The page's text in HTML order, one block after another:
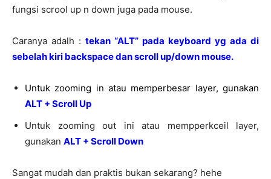
fungsi scrool up n down juga pada mouse.
Caranya adalh : tekan “ALT” pada keyboard yg ada di
sebelah kiri backspace dan scroll up/down mouse.
Untuk zooming in atau memperbesar layer, gunakan
ALT + Scroll Up
Untuk zooming out ini atau mempperkceil layer,
gunakan ALT + Scroll Down
Sangat mudah dan praktis bukan sekarang? hehe